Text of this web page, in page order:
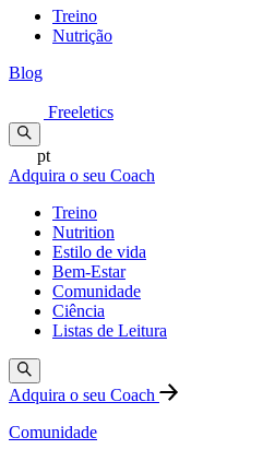
Treino
Nutrição
Blog
Freeletics
pt
Adquira o seu Coach
Treino
Nutrition
Estilo de vida
Bem-Estar
Comunidade
Ciência
Listas de Leitura
Adquira o seu Coach
Comunidade